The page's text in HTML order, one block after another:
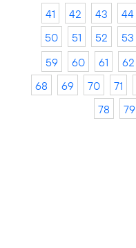
41
42 43 44
50
51 52 53
59
60 61 62
68
69 70 71
78
79